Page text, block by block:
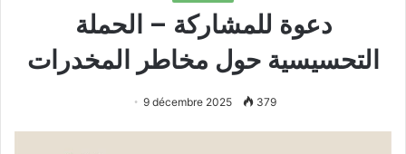
دعوة للمشاركة – الحملة
التحسيسية حول مخاطر المخدرات
9 décembre 2025 379